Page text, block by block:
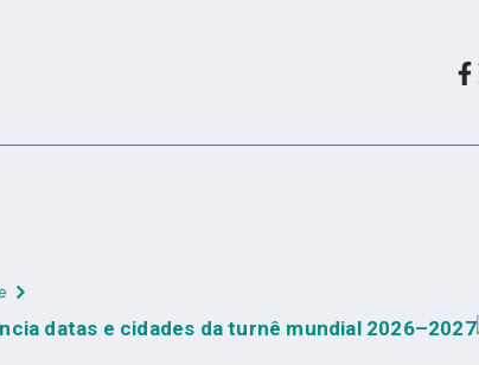
datas e cidades da turnê mundial 2026–2027